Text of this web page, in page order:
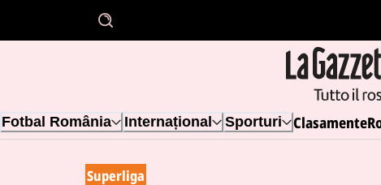
Fotbal România Internațional Sporturi Clasamente
Superliga